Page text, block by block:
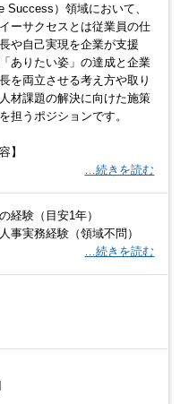
Success）領域において、
ーサクセスとは従業員の仕
や自己実現を企業が支援
ありたい姿」の達成と企業
を両立させる考え方や取り
材課題の解決に向けた施策
担うポジションです。
】
…続きを読む
経験（目安1年）
事実務経験（領域不問）
…続きを読む